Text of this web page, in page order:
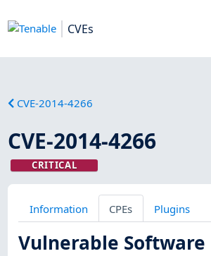
CVEs
CVE-2014-4266
CVE-2014-4266
CRITICAL
Information CPEs Plugins
Vulnerable Software